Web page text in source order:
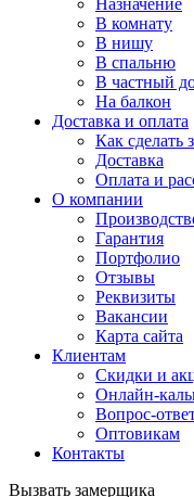
Назначение
В комнату
В нишу
В спальню
В частный
На балкон
Доставка и оплата
Как сделать
Доставка
Оплата и
О компании
Гарантия
Портфолио
Отзывы
Реквизиты
Вакансии
Карта сайта
Клиентам
Скидки и
Онлайн-
Вопрос-
Оптовикам
Контакты
Вызвать замерщика